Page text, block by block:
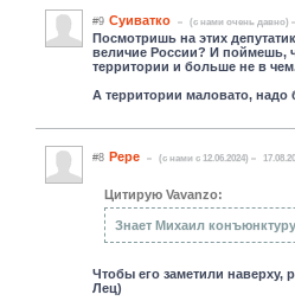
#9 Суиватко (c нами очень давно)
Посмотришь на этих
величие России? И поймешь,
территории и больше не в
А территории маловато, надо
#8 Pepe (c нами с 12.06.2024)
Цитирую Vavanzo:
Знает Михаил
Чтобы его заметили наверху,
Лец)